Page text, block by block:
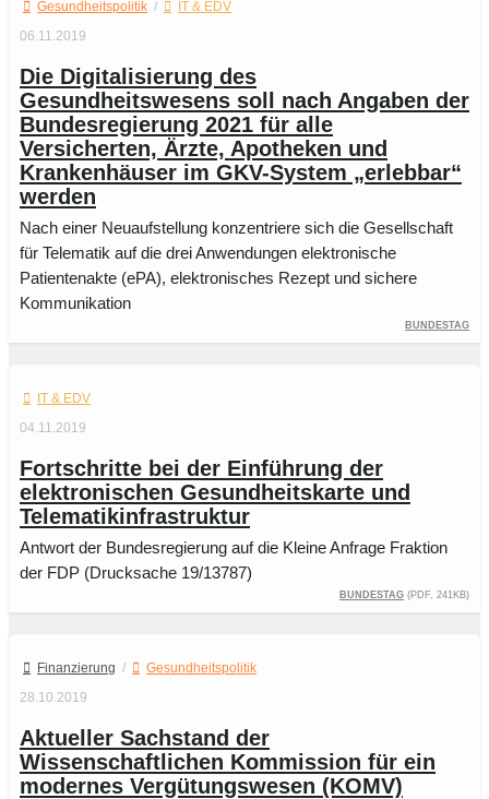
Gesundheitspolitik /
IT & EDV
06.11.2019
Die Digitalisierung des
Gesundheitswesens soll nach Angaben der
Bundesregierung 2021 für alle
Versicherten, Ärzte, Apotheken und
Krankenhäuser im GKV-System „erlebbar“
werden
Nach einer Neuaufstellung konzentriere sich die Gesellschaft
für Telematik auf die drei Anwendungen elektronische
Patientenakte (ePA), elektronisches Rezept und sichere
Kommunikation
Bundestag
IT & EDV
04.11.2019
Fortschritte bei der Einführung der
elektronischen Gesundheitskarte und
Telematikinfrastruktur
Antwort der Bundesregierung auf die Kleine Anfrage Fraktion
der FDP (Drucksache 19/13787)
Bundestag (PDF, 241KB)
Finanzierung /
Gesundheitspolitik
28.10.2019
Aktueller Sachstand der
Wissenschaftlichen Kommission für ein
modernes Vergütungswesen (KOMV)